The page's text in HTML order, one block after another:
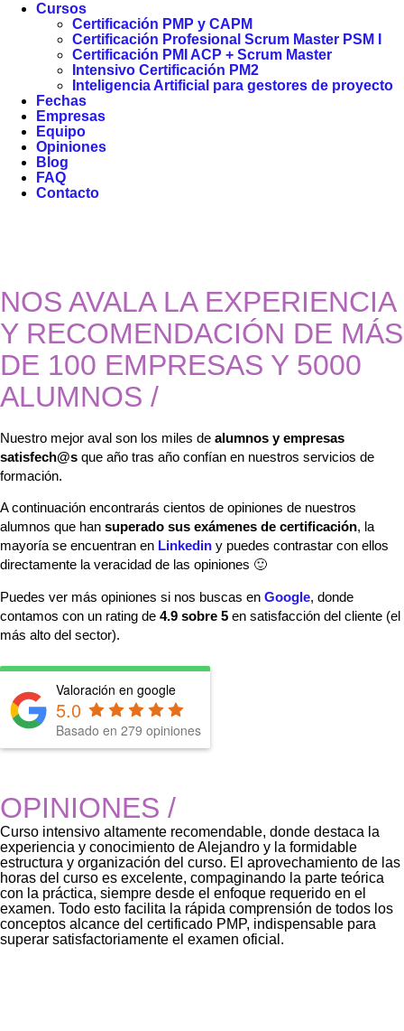
Cursos
Certificación PMP y CAPM
Certificación Profesional Scrum Master PSM I
Certificación PMI ACP + Scrum Master
Intensivo Certificación PM2
Inteligencia Artificial para gestores de proyecto
Fechas
Empresas
Equipo
Opiniones
Blog
FAQ
Contacto
NOS AVALA LA EXPERIENCIA
Y RECOMENDACIÓN DE MÁS
DE 100 EMPRESAS Y 5000
ALUMNOS /
Nuestro mejor aval son los miles de alumnos y empresas
satisfech@s que año tras año confían en nuestros servicios de
formación.
A continuación encontrarás cientos de opiniones de nuestros
alumnos que han superado sus exámenes de certificación, la
mayoría se encuentran en Linkedin y puedes contrastar con ellos
directamente la veracidad de las opiniones 🙂
Puedes ver más opiniones si nos buscas en Google, donde
contamos con un rating de 4.9 sobre 5 en satisfacción del cliente (el
más alto del sector).
Valoración en google
5.0
Basado en 279 opiniones
OPINIONES /
Curso intensivo altamente recomendable, donde destaca la
experiencia y conocimiento de Alejandro y la formidable
estructura y organización del curso. El aprovechamiento de las
horas del curso es excelente, compaginando la parte teórica
con la práctica, siempre desde el enfoque requerido en el
examen. Todo esto facilita la rápida comprensión de todos los
conceptos alcance del certificado PMP, indispensable para
superar satisfactoriamente el examen oficial.